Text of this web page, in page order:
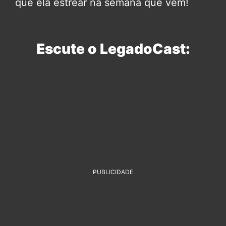
que ela estrear na semana que vem!
Escute o LegadoCast:
PUBLICIDADE